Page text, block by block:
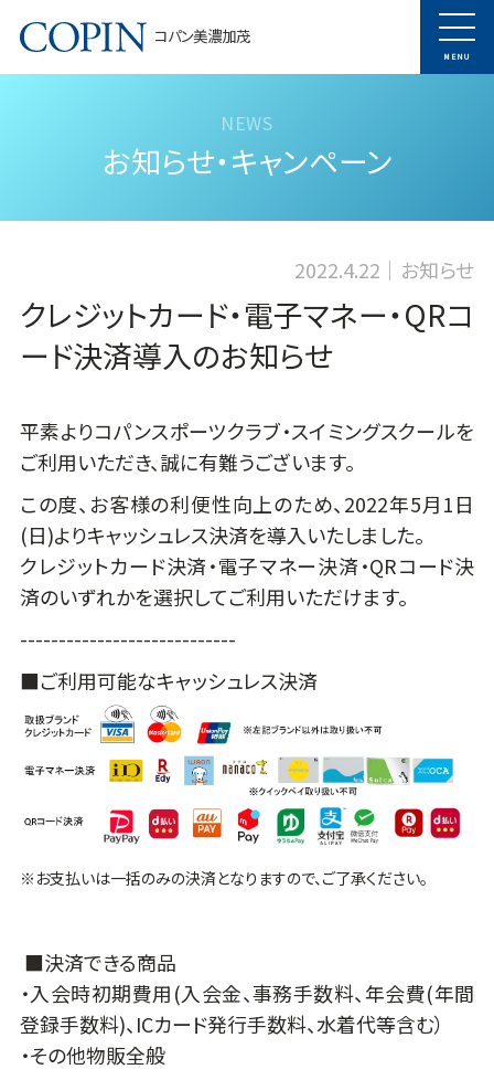
コパン美濃加茂
MENU
お知らせ・キャンペーン
クレジットカード・電子マネー・QRコ
ード決済導入のお知らせ
2022.4.22 お知らせ
平素よりコパンスポーツクラブ・スイミングスクールを
ご利用いただき、誠に有難うございます。
この度、お客様の利便性向上のため、2022年5月1日
(日)よりキャッシュレス決済を導入いたしました。
クレジットカード決済・電子マネー決済・QRコード決
済のいずれかを選択してご利用いただけます。
----------------------------
■ご利用可能なキャッシュレス決済
※お支払いは一括のみの決済となりますので、ご了承ください。
■決済できる商品
・入会時初期費用(入会金、事務手数料、年会費(年間
登録手数料)、ICカード発行手数料、水着代等含む）
・その他物販全般